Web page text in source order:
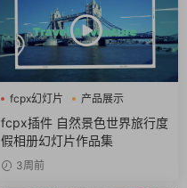
fcpx幻灯片
产品展示
作品集
fcpx插件 自然景色世界旅行度
假相册幻灯片作品集
3周前